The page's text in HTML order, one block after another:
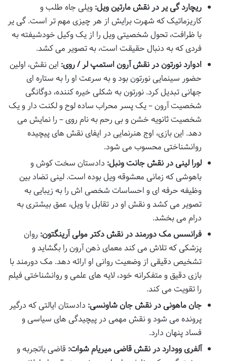
ریچارد گی یر در نقش مارتین ویل: ویلی جاه طلب و
کاریزماتیک که شهرت برایش از هر چیزی مهم تر است. گی یر
با ظرافت، تحول شخصیتی ویل را از یک وکیل خودشیفته به
فردی که به دنبال حقیقت است، به تصویر می کشد.
ادوارد نورتون در نقش آرون استمپ لر / روی: این نقش، اولین
حضور سینمایی نورتون بود و به سرعت او را به ستاره ای
جهانی تبدیل کرد. نورتون به شکلی خیره کننده، دوگانگی
شخصیت آرون – یک پسر محراب ساده لوح و لکنت دار و یک
شخصیت ثانویه خشن و بی رحم به نام روی – را نمایش می
دهد. این بازی، اوج هنرنمایی در ایفای نقش های پیچیده
روانشناختی محسوب می شود.
لورا لینی در نقش جانت ونبل: دادستان سخت کوش و
باهوشی که زمانی معشوقه ویل بوده است. لینی تضاد بین
وظیفه حرفه ای و احساسات شخصی اش را به زیبایی به
تصویر می کشد و نقش او در تقابل با ویل، عمق بیشتری به
درام می بخشد.
فرانسس مک دورمند در نقش دکتر مولی اَرینگتون: روان
پزشکی که تلاش می کند معمای ذهن آرون را بگشاید و
تشخیص دقیقی از وضعیت روانی او ارائه دهد. مک دورمند با
بازی دقیق و متفکرانه خود، لایه های علمی و روانشناختی فیلم
را تقویت می کند.
جان ماهونی در نقش جان شاونسی: دادستان ایالتی که درگیر
پرونده می شود و نقش مهمی در پیچیدگی های سیاسی و
فساد پنهان دارد.
آلفری وودارد در نقش قاضی میریام شوات: قاضی باتجربه و